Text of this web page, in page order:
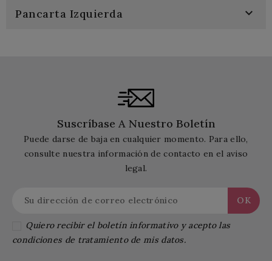
Pancarta Izquierda 
Suscríbase A Nuestro Boletín
Puede darse de baja en cualquier momento. Para ello,
consulte nuestra información de contacto en el aviso
legal.
Quiero recibir el boletín informativo y acepto las
condiciones de tratamiento de mis datos.